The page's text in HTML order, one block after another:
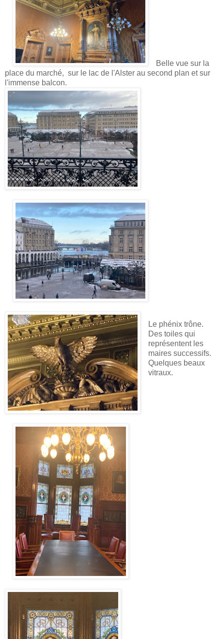
Belle vue sur la
place du marché, sur le lac de l'Alster au second plan et sur
l'immense balcon.
Le phénix trône.
Des toiles qui
représentent les
maires successifs.
Quelques beaux
vitraux.